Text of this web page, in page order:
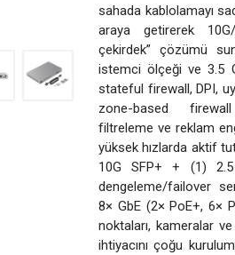
sahada kablolamayı
araya getirerek
çekirdek” çözümü
istemci ölçeği ve 3.5
stateful firewall, DPI,
zone-based
filtreleme ve reklam
yüksek hızlarda aktif
10G SFP+ + (1)
dengeleme/failover
8× GbE (2× PoE+, 6×
noktaları, kameralar
ihtiyacını çoğu